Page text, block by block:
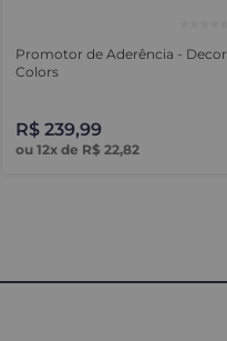
Promotor de Aderência - Decor
Colors
R$ 239,99
ou 12x de R$ 22,82